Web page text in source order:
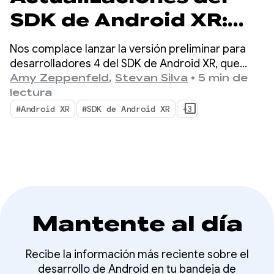
SDK de Android XR:
Presentamos la
versión preliminar
para desarrolladores
4
Nos complace lanzar la versión preliminar para
desarrolladores 4 del SDK de Android XR, que
continúa nuestro enfoque en unificar el desarrollo
multidispositivo para visores, lentes de realidad
extendida con cable y lentes inteligentes.
Amy Zeppenfeld, Stevan Silva • 5 min de
lectura
#Android XR #SDK de Android XR +3
Mantente al día
Recibe la información más reciente sobre el
desarrollo de Android en tu bandeja de